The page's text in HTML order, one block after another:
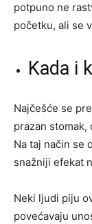
potpuno ne
početku, ali se
Kada i
Najčešće se
prazan
Na taj način se
snažniji efekat
Neki ljudi piju
povećavaju